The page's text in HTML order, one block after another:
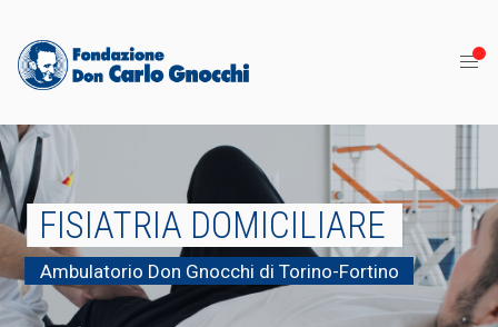
FISIATRIA DOMICILIARE
Ambulatorio Don Gnocchi di Torino-Fortino